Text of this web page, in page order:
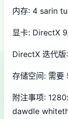
内存: 4 sarin
显卡: DirectX
DirectX 迭代版
存储空间: 需
附注事项:
dawdle